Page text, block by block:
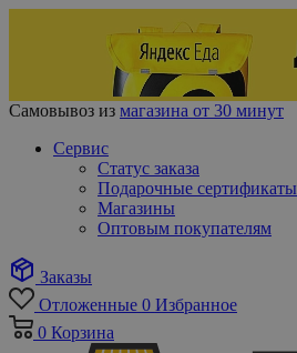
Самовывоз из магазина от 30 минут
Сервис
Статус заказа
Подарочные сертификаты
Магазины
Оптовым покупателям
Заказы
Отложенные 0 Избранное
0 Корзина